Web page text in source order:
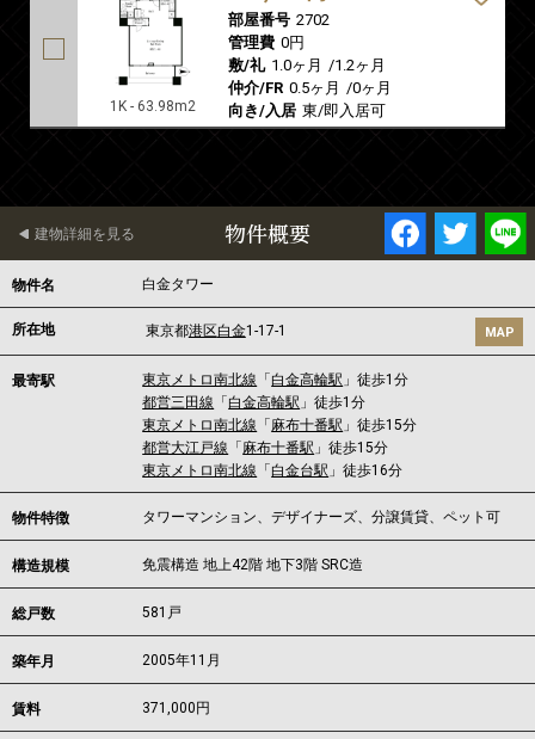
1K - 63.98m2
部屋番号 2702
管理費 0円
敷/礼 1.0ヶ月 /1.2ヶ月
仲介/FR 0.5ヶ月 /0ヶ月
向き/入居 東/即入居可
物件概要
建物詳細を見る
物件名 白金タワー
所在地 東京都港区白金1-17-1 MAP
最寄駅 東京メトロ南北線 「 白金高輪駅 」徒歩1分
都営三田線 「 白金高輪駅 」徒歩1分
東京メトロ南北線 「 麻布十番駅 」徒歩15分
都営大江戸線 「 麻布十番駅 」徒歩15分
東京メトロ南北線 「 白金台駅 」徒歩16分
物件特徴 タワーマンション、デザイナーズ、分譲賃貸、ペット可
構造規模 免震構造 地上42階 地下3階 SRC造
総戸数 581戸
築年月 2005年11月
賃料 371,000 円